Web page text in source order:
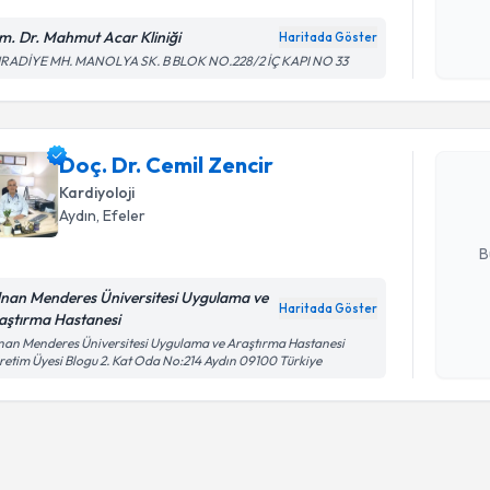
Dr. Mahmut Acar Kliniği Haritada Göster
MH. MANOLYA SK. B BLOK NO.228/2 İÇ KAPI NO 33
Doç. Dr. Cemil Zencir
Kardiyoloji
Aydın , Efeler
Menderes Üniversitesi Uygulama ve
Hastanesi
Haritada Göster
Menderes Üniversitesi Uygulama ve Araştırma Hastanesi
Üyesi Blogu 2. Kat Oda No:214 Aydın 09100 Türkiye